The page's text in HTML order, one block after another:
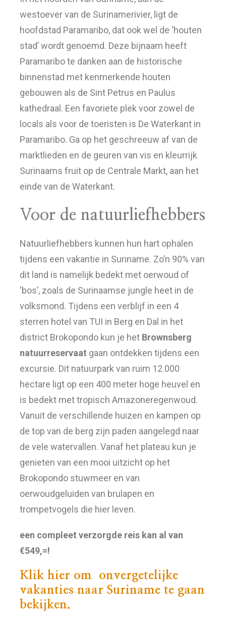
westoever van de Surinamerivier, ligt de
hoofdstad Paramaribo, dat ook wel de ‘houten
stad’ wordt genoemd. Deze bijnaam heeft
Paramaribo te danken aan de historische
binnenstad met kenmerkende houten
gebouwen als de Sint Petrus en Paulus
kathedraal. Een favoriete plek voor zowel de
locals als voor de toeristen is De Waterkant in
Paramaribo. Ga op het geschreeuw af van de
marktlieden en de geuren van vis en kleurrijk
Surinaams fruit op de Centrale Markt, aan het
einde van de Waterkant.
Voor de natuurliefhebbers
Natuurliefhebbers kunnen hun hart ophalen
tijdens een vakantie in Suriname. Zo’n 90% van
dit land is namelijk bedekt met oerwoud of
‘bos’, zoals de Surinaamse jungle heet in de
volksmond. Tijdens een verblijf in een 4
sterren hotel van TUI in Berg en Dal in het
district Brokopondo kun je het Brownsberg
natuurreservaat gaan ontdekken tijdens een
excursie. Dit natuurpark van ruim 12.000
hectare ligt op een 400 meter hoge heuvel en
is bedekt met tropisch Amazoneregenwoud.
Vanuit de verschillende huizen en kampen op
de top van de berg zijn paden aangelegd naar
de vele watervallen. Vanaf het plateau kun je
genieten van een mooi uitzicht op het
Brokopondo stuwmeer en van
oerwoudgeluiden van brulapen en
trompetvogels die hier leven.
een compleet verzorgde reis kan al van
€549,=!
Klik hier om onvergetelijke
vakanties naar Suriname te gaan
bekijken.